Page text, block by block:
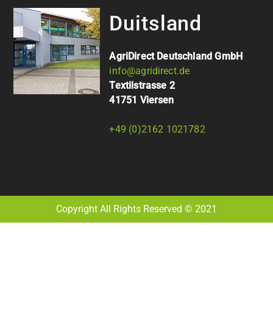
Duitsland
AgriDirect Deutschland GmbH
info@agridirect.de
Textilstrasse 2
41751 Viersen
+49 (0)2162 1021782
Copyright All Rights Reserved © 2021